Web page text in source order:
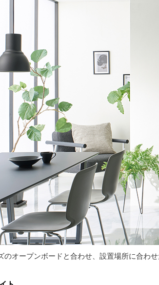
のオープンボードと合わせ、設置場所に合わ